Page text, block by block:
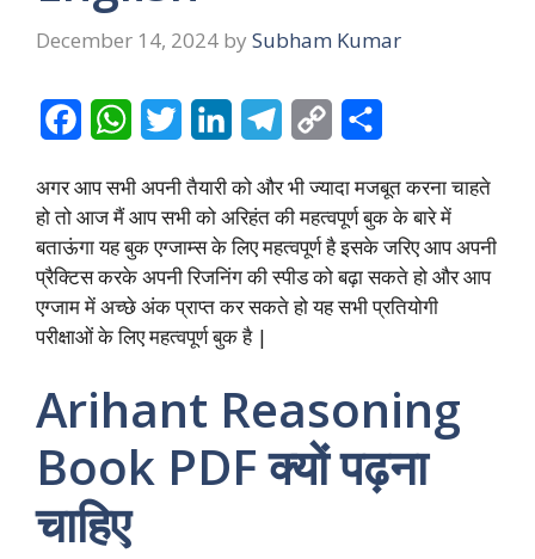
December 14, 2024 by Subham Kumar
c
e
b
o
k
W
a
t
s
A
p
i
t
t
e
n
k
e
d
n
l
e
g
r
m
p
y
L
i
k
a
r
e
अगर आप सभी अपनी तैयारी को और भी ज्यादा मजबूत करना चाहते
हो तो आज मैं आप सभी को अरिहंत की महत्वपूर्ण बुक के बारे में
बताऊंगा यह बुक एग्जाम्स के लिए महत्वपूर्ण है इसके जरिए आप अपनी
प्रैक्टिस करके अपनी रिजनिंग की स्पीड को बढ़ा सकते हो और आप
एग्जाम में अच्छे अंक प्राप्त कर सकते हो यह सभी प्रतियोगी
परीक्षाओं के लिए महत्वपूर्ण बुक है |
Arihant Reasoning
Book PDFक्यों पढ़ना
चाहिए